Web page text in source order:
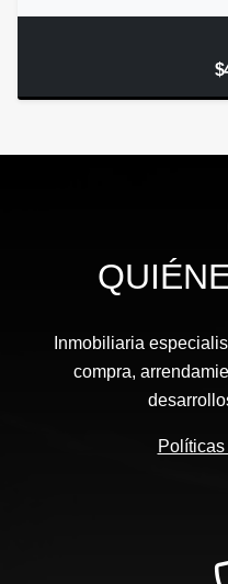
Inmobiliaria
compra,